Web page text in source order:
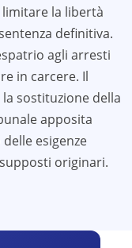
la libertà
definitiva.
agli arresti
in carcere. Il
sostituzione della
apposita
esigenze
originari.